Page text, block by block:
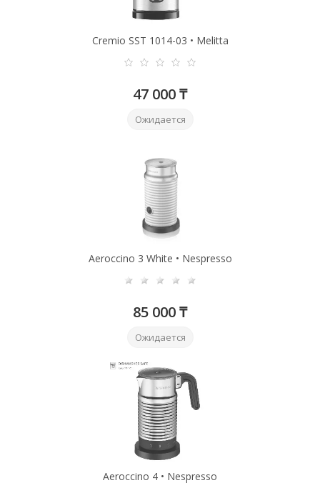
Cremio SST 1014-03 • Melitta
47 000 ₸
Ожидается
Aeroccino 3 White • Nespresso
85 000 ₸
Ожидается
Aeroccino 4 • Nespresso